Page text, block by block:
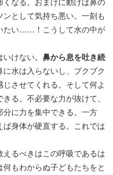
くなる。おまけに動けば鼻の
として気持ち悪い。一刻も
たい……！こうして水の中が
けない。 鼻から息を吐き続
水は入らないし、ブクブク
させてくれる。そして何よ
る。不必要な力が抜けて、
に力を集中できる。一方
身体が硬直する。これでは
るべきはこの呼吸であるは
もわからぬ子どもたちをと